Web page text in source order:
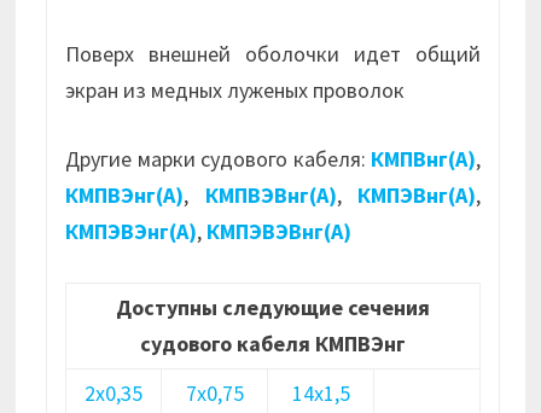
Поверх внешней оболочки идет общий
экран из медных луженых проволок
Другие марки судового кабеля: КМПВнг(А),
КМПВЭнг(А), КМПВЭВнг(А), КМПЭВнг(А),
КМПЭВЭнг(А), КМПЭВЭВнг(А)
Доступны следующие сечения
судового кабеля КМПВЭнг
2х0,35
7х0,75
14х1,5